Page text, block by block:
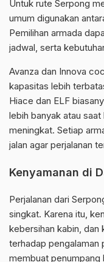
Untuk rute Serpong
umum digunakan
Pemilihan armada
jadwal, serta
Avanza dan Innova
kapasitas lebih
Hiace dan ELF
lebih banyak atau
meningkat. Setiap
jalan agar perjalanan
Kenyamanan di
Perjalanan dari
singkat. Karena itu,
kebersihan kabin, dan
terhadap pengalaman
membuat penumpang